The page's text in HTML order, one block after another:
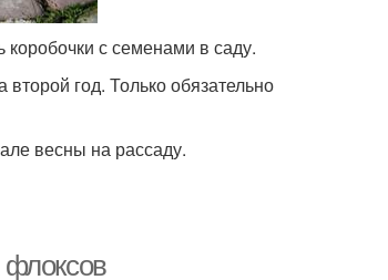
с семенами в саду.
год. Только обязательно
весны на рассаду.
флоксов